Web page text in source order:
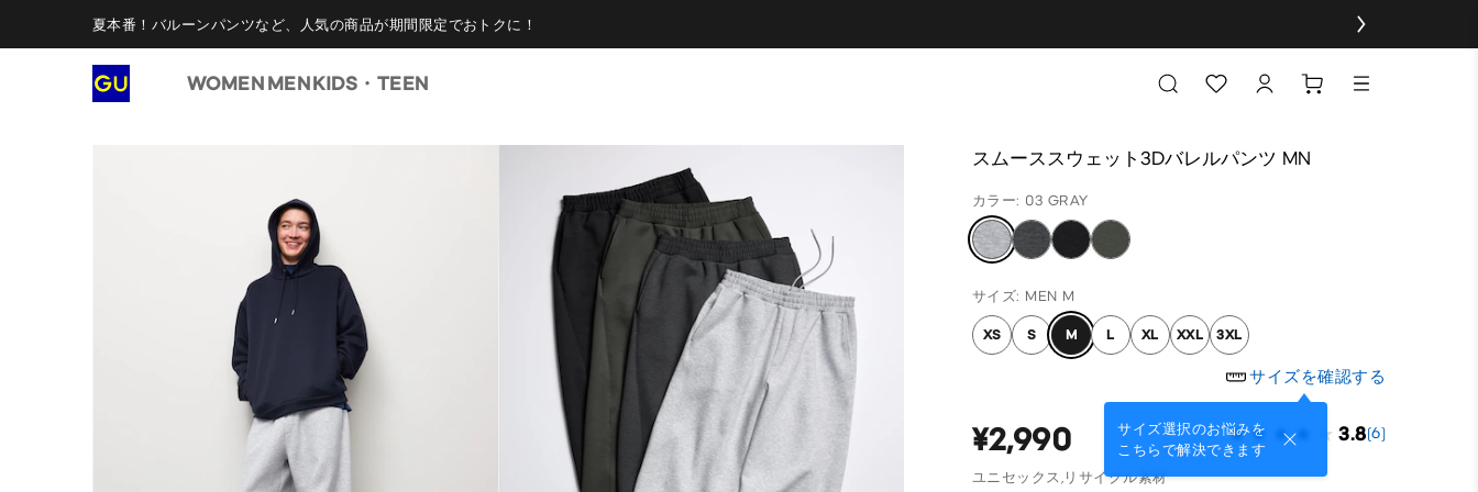
夏本番！バルーンパンツなど、人気の商品が期間限定でおトクに！
WOMEN MENKIDS・TEEN
スムーススウェット3Dバレルパンツ MN
カラー: 03 GRAY
サイズ: MEN M
XS S M L XL XXL 3XL
サイズを確認する
サイズ選択のお悩みを
こちらで解決できます
¥2,990 3.8(6)
ユニセックス, リサイクル素材